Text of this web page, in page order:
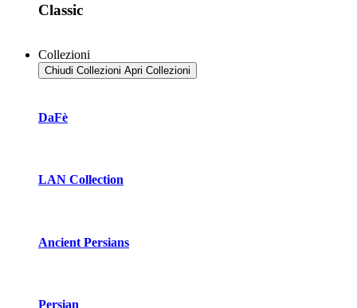
Classic
Collezioni
Chiudi Collezioni Apri Collezioni
DaFè
LAN Collection
Ancient Persians
Persian